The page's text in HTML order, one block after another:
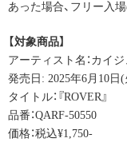
あった場合、フリー入
【対象商品】
アーティスト名：カイ
発売日: 2025年6月10日(
タイトル：『ROVER』
品番：QARF-50550
価格：税込¥1,750-